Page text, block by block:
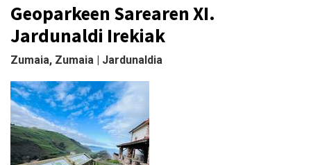
Geoparkeen Sarearen XI.
Jardunaldi Irekiak
Zumaia, Zumaia | Jardunaldia